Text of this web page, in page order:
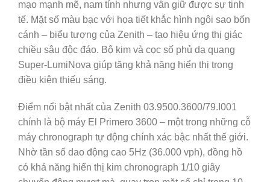
mạo mạnh mẽ, nam tính nhưng vẫn giữ được sự tinh
tế. Mặt số màu bạc với họa tiết khắc hình ngôi sao bốn
cánh – biểu tượng của Zenith – tạo hiệu ứng thị giác
chiều sâu độc đáo. Bộ kim và cọc số phủ dạ quang
Super-LumiNova giúp tăng khả năng hiển thị trong
điều kiện thiếu sáng.
Điểm nổi bật nhất của Zenith 03.9500.3600/79.I001
chính là bộ máy El Primero 3600 – một trong những cỗ
máy chronograph tự động chính xác bậc nhất thế giới.
Nhờ tần số dao động cao 5Hz (36.000 vph), đồng hồ
có khả năng hiển thị kim chronograph 1/10 giây